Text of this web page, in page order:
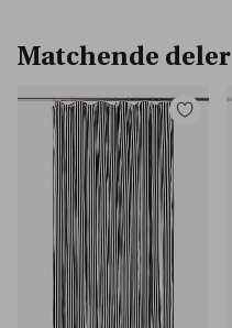
Matchende deler
Legg
til
favoritter